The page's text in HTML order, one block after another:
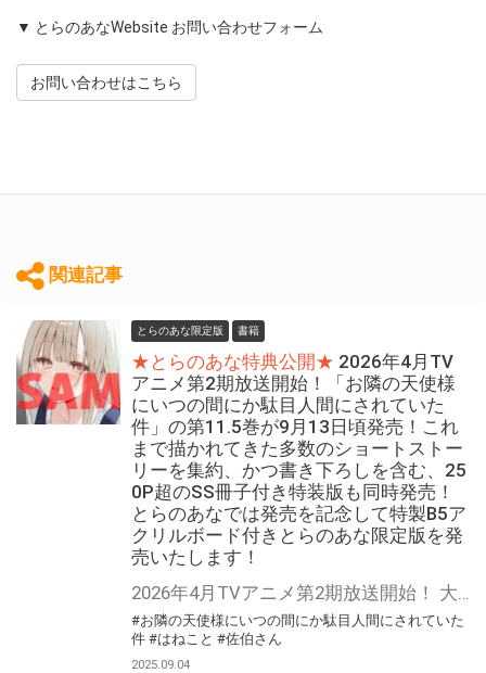
▼ とらのあなWebsite お問い合わせフォーム
お問い合わせはこちら
関連記事
とらのあな限定版 書籍
★とらのあな特典公開★ 2026年4月TV
アニメ第2期放送開始！「お隣の天使様
にいつの間にか駄目人間にされていた
件」の第11.5巻が9月13日頃発売！これ
まで描かれてきた多数のショートストー
リーを集約、かつ書き下ろしを含む、25
0P超のSS冊子付き特装版も同時発売！
とらのあなでは発売を記念して特製B5ア
クリルボード付きとらのあな限定版を発
売いたします！
#お隣の天使様にいつの間にか駄目人間にされていた
件 #はねこと #佐伯さん
2025.09.04